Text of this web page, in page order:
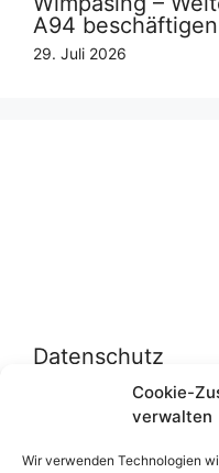
Cookie-
verwalten
Wir verwenden Technologien
A94
29. Juli 2026
Datenschutz
Datenschutzerklärung
Cookie-Richtlinie